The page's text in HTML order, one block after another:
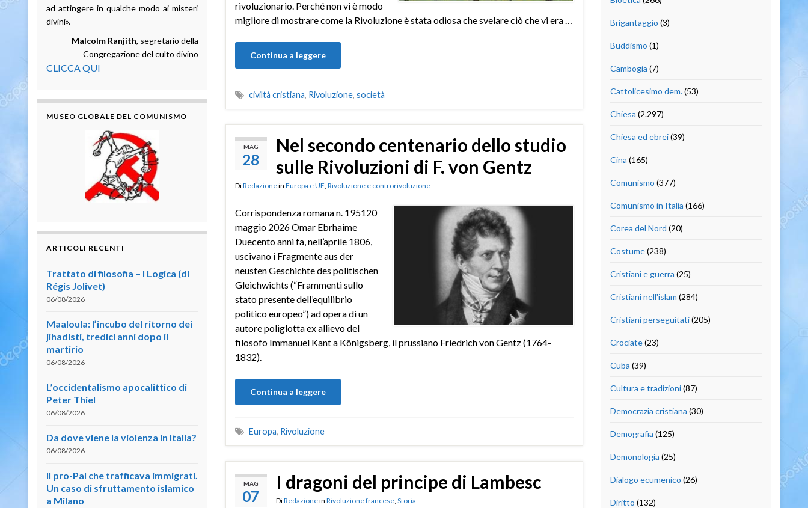
rivoluzionario. Perché non vi è modo
migliore di mostrare come la Rivoluzione è stata odiosa che svelare ciò che vi era …
Continua a leggere
civiltà cristiana, Rivoluzione, società
MAG
28
Nel secondo centenario dello studio
sulle Rivoluzioni di F. von Gentz
DiRedazionein Europa e UE Rivoluzione e controrivoluzione
Corrispondenza romana n. 195120
maggio 2026 Omar Ebrhaime
Duecento anni fa, nell’aprile 1806,
uscivano i Fragmente aus der
neusten Geschichte des politischen
Gleichwichts (“Frammenti sullo
stato presente dell’equilibrio
politico europeo”) ad opera di un
autore poliglotta ex allievo del
filosofo Immanuel Kant a Königsberg, il prussiano Friedrich von Gentz (1764-
1832).
Continua a leggere
Europa, Rivoluzione
MAG
07
I dragoni del principe di Lambesc
DiRedazionein Rivoluzione francese, Storia
ad attingere in qualche modo ai misteri
divini».
Malcolm Ranjith, segretario della
Congregazione del culto divino
CLICCA QUI
MUSEO GLOBALE DEL COMUNISMO
ARTICOLI RECENTI
Trattato di filosofia – I Logica (di
Régis Jolivet)
06/08/2026
Maaloula: l’incubo del ritorno dei
jihadisti, tredici anni dopo il
martirio
06/08/2026
L’occidentalismo apocalittico di
Peter Thiel
06/08/2026
Da dove viene la violenza in Italia?
06/08/2026
Il pro-Pal che trafficava immigrati.
Un caso di sfruttamento islamico
a Milano
Brigantaggio (3)
Buddismo (1)
Cambogia (7)
Cattolicesimo dem.(53)
Chiesa (2.297)
Chiesa ed ebrei(39)
Cina (165)
Comunismo (377)
Comunismo in Italia (166)
Corea del Nord (20)
Costume(238)
Cristiani e guerra (25)
Cristiani nell'islam (284)
Cristiani perseguitati(205)
Crociate(23)
Cuba (39)
Cultura e tradizioni(87)
Democrazia cristiana (30)
Demografia (125)
Demonologia (25)
Dialogo ecumenico (26)
Diritto (132)